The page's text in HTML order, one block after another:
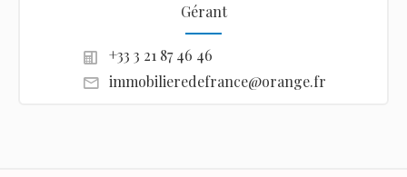
Gérant
+33 3 21 87 46 46
immobilieredefrance@orange.fr